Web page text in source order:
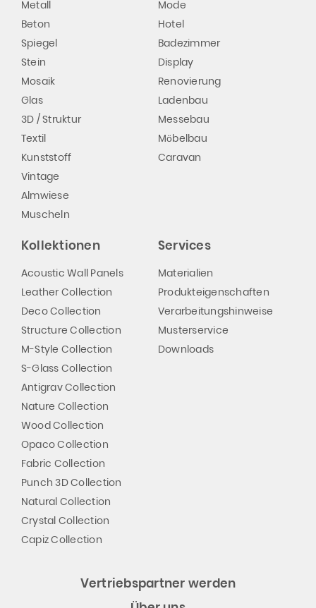
Metall
Beton
Spiegel
Stein
Mosaik
Glas
3D / Struktur
Textil
Kunststoff
Vintage
Almwiese
Muscheln
Mode
Hotel
Badezimmer
Display
Renovierung
Ladenbau
Messebau
Möbelbau
Caravan
Kollektionen
Acoustic Wall Panels
Leather Collection
Deco Collection
Structure Collection
M-Style Collection
S-Glass Collection
Antigrav Collection
Nature Collection
Wood Collection
Opaco Collection
Fabric Collection
Punch 3D Collection
Natural Collection
Crystal Collection
Capiz Collection
Services
Materialien
Produkteigenschaften
Verarbeitungshinweise
Musterservice
Downloads
Vertriebspartner werden